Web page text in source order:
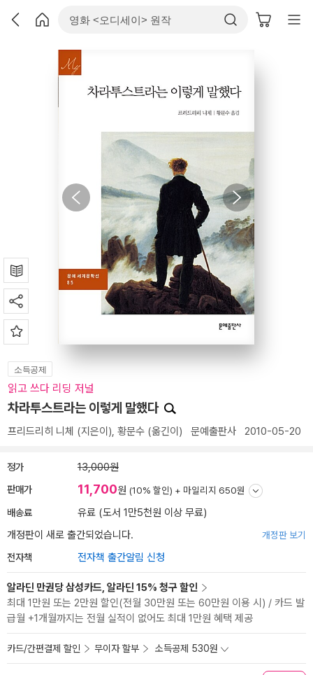
소득공제
읽고 쓰다 리딩 저널
차라투스트라는 이렇게 말했다
프리드리히 니체 (지은이), 황문수 (옮긴이) 문예출판사 2010-05-20
정가 13,000원
판매가 11,700원 (10% 할인) + 마일리지 650원
배송료
유료 (도서 1만5천원 이상 무료)
개정판이 새로 출간되었습니다.
개정판 보기
전자책 전자책 출간알림 신청
알라딘 만권당 삼성카드, 알라딘 15% 청구 할인
최대 1만원 또는 2만원 할인(전월 30만원 또는 60만원 이용 시) / 카드 발
급월 +1개월까지는 전월 실적이 없어도 최대 1만원 혜택 제공
카드/간편결제 할인 무이자 할부 소득공제 530원